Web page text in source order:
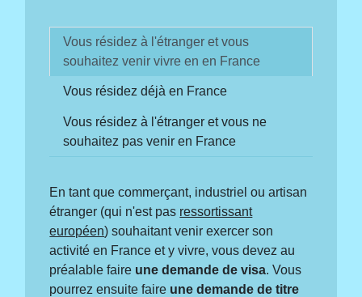
Vous résidez à l'étranger et vous
souhaitez venir vivre en en France
Vous résidez déjà en France
Vous résidez à l'étranger et vous ne
souhaitez pas venir en France
En tant que commerçant, industriel ou artisan
étranger (qui n'est pas ressortissant
européen) souhaitant venir exercer son
activité en France et y vivre, vous devez au
préalable faire une demande de visa. Vous
pourrez ensuite faire une demande de titre